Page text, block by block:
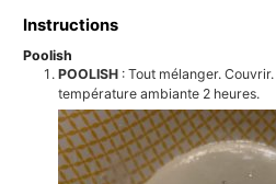
Instructions
Poolish
POOLISH : Tout mélanger.
température ambiante 2 heures.